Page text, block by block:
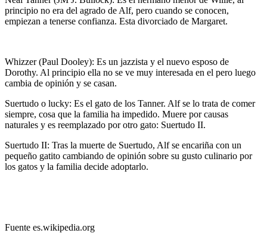
principio no era del agrado de Alf, pero cuando se conocen,
empiezan a tenerse confianza. Esta divorciado de Margaret.
Whizzer (Paul Dooley): Es un jazzista y el nuevo esposo de
Dorothy. Al principio ella no se ve muy interesada en el pero luego
cambia de opinión y se casan.
Suertudo o lucky: Es el gato de los Tanner. Alf se lo trata de comer
siempre, cosa que la familia ha impedido. Muere por causas
naturales y es reemplazado por otro gato: Suertudo II.
Suertudo II: Tras la muerte de Suertudo, Alf se encariña con un
pequeño gatito cambiando de opinión sobre su gusto culinario por
los gatos y la familia decide adoptarlo.
Fuente es.wikipedia.org